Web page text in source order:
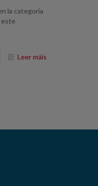
la categoría
este
Leer máis